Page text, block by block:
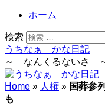
ホーム
検索
うちなぁ かな日記
～ なんくるないさ
Home » 人権 » 国葬参
も